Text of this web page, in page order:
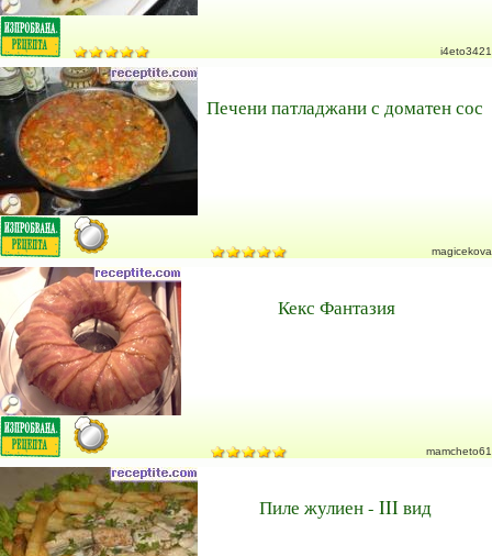
i4eto3421
Печени патладжани с доматен сос
magicekova
Кекс Фантазия
mamcheto61
Пиле жулиен - III вид